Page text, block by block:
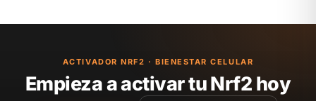
ACTIVADOR NRF2 · BIENESTAR CELULAR
Empieza a activar tu Nrf2 hoy